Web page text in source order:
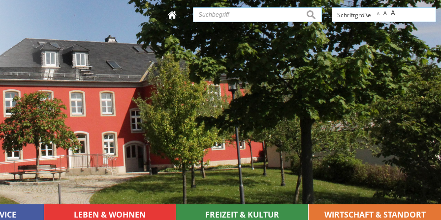
Schriftgröße A A A
suchen
LEBEN & WOHNEN FREIZEIT & KULTUR WIRTSCHAFT & STANDORT